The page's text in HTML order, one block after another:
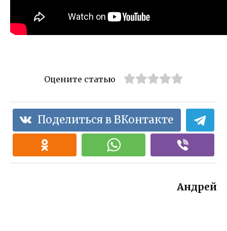
Оцените статью
Поделиться в ВКонтакте
Андрей